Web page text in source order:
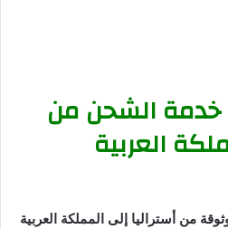
خدمة الشحن من
العربية
من أستراليا إلى المملكة العربية